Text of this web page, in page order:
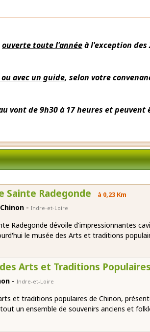
ouverte toute l'annéeà l'exception des
avec un guide, selon votre
vont de 9h30 à 17 heures et
Sainte Radegonde à 0,23 Km
Chinon - Indre-et-Loire
Radegonde dévoile d'impressionnantes
le musée des Arts et traditions
Arts et Traditions Populaires
- Indre-et-Loire
et traditions populaires de Chinon,
un ensemble de souvenirs anciens et